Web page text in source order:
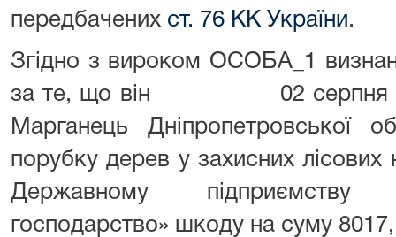
передбачених ст. 76 КК України.
Згідно з вироком ОСОБА_1
за те, що він 02 серпня
Марганець Дніпропетровської
порубку дерев у захисних
Державному підприємству
господарство» шкоду на суму